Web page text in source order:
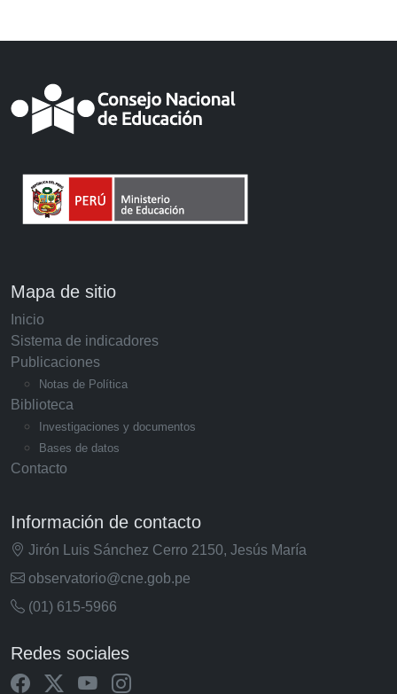
Mapa de sitio
Inicio
Sistema de indicadores
Publicaciones
Notas de Política
Biblioteca
Investigaciones y documentos
Bases de datos
Contacto
Información de contacto
Jirón Luis Sánchez Cerro 2150, Jesús María
observatorio@cne.gob.pe
(01) 615-5966
Redes sociales